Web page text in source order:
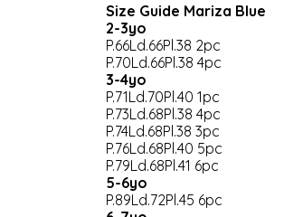
Size Guide Mariza Blue
2-3yo
P.66Ld.66Pl.38 2pc
P.70Ld.66Pl.38 4pc
3-4yo
P.71Ld.70Pl.40 1pc
P.73Ld.68Pl.38 4pc
P.74Ld.68Pl.38 3pc
P.76Ld.68Pl.40 5pc
P.79Ld.68Pl.41 6pc
5-6yo
P.89Ld.72Pl.45 6pc